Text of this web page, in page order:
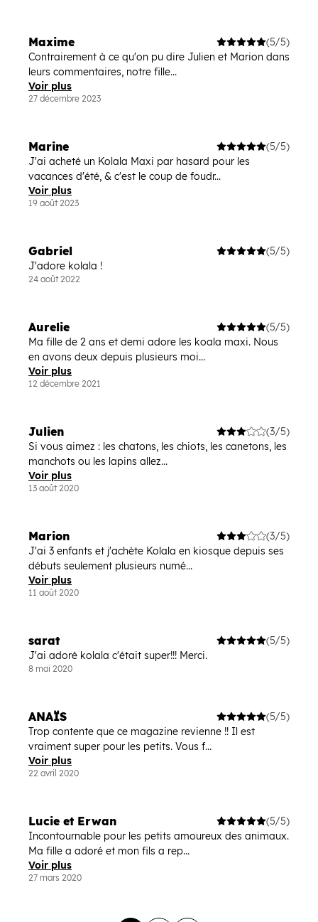
Maxime
(5/5)
Contrairement à ce qu'on pu dire Julien et Marion dans
leurs commentaires, notre fille...
Voir plus
27 décembre 2023
Marine
(5/5)
J'ai acheté un Kolala Maxi par hasard pour les
vacances d'été, & c'est le coup de foudr...
Voir plus
19 août 2023
Gabriel
(5/5)
J'adore kolala !
24 août 2022
Aurelie
(5/5)
Ma fille de 2 ans et demi adore les koala maxi. Nous
en avons deux depuis plusieurs moi...
Voir plus
12 décembre 2021
Julien
(3/5)
Si vous aimez : les chatons, les chiots, les canetons, les
manchots ou les lapins allez...
Voir plus
13 août 2020
Marion
(3/5)
J'ai 3 enfants et j'achète Kolala en kiosque depuis ses
débuts seulement plusieurs numé...
Voir plus
11 août 2020
sarat
(5/5)
J'ai adoré kolala c'était super!!! Merci.
8 mai 2020
ANAÏS
(5/5)
Trop contente que ce magazine revienne !! Il est
vraiment super pour les petits. Vous f...
Voir plus
22 avril 2020
Lucie et Erwan
(5/5)
Incontournable pour les petits amoureux des animaux.
Ma fille a adoré et mon fils a rep...
Voir plus
27 mars 2020